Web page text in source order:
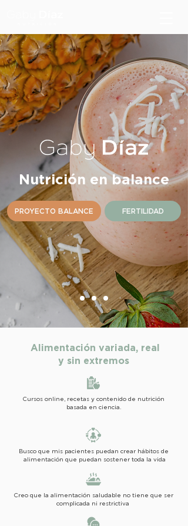
Nutrición en balance
PROYECTO BALANCE FERTILIDAD
Alimentación variada, real
y sin extremos
Cursos online, recetas y contenido de nutrición
basada en ciencia.
Busco que mis pacientes puedan crear hábitos de
alimentación que puedan sostener toda la vida
Creo que la alimentación saludable no tiene que ser
complicada ni restrictiva